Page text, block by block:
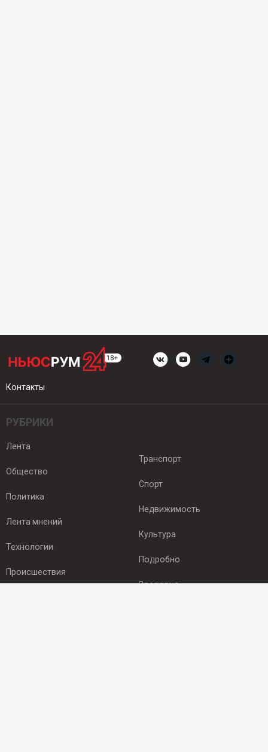
Контакты
РУБРИКИ
Лента
Общество
Политика
Лента мнений
Технологии
Происшествия
Транспорт
Спорт
Недвижимость
Культура
Подробно
Здоровье